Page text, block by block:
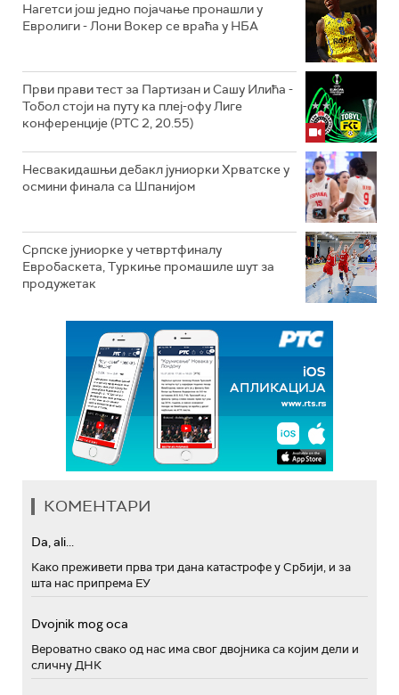
Нагетси још једно појачање пронашли у
Евролиги - Лони Вокер се враћа у НБА
Први прави тест за Партизан и Сашу Илића -
Тобол стоји на путу ка плеј-офу Лиге
конференције (РТС 2, 20.55)
Несвакидашњи дебакл јуниорки Хрватске у
осмини финала са Шпанијом
Српске јуниорке у четвртфиналу
Евробаскета, Туркиње промашиле шут за
продужетак
КОМЕНТАРИ
Da, ali...
Како преживети прва три дана катастрофе у Србији, и за
шта нас припрема ЕУ
Dvojnik mog oca
Вероватно свако од нас има свог двојника са којим дели и
сличну ДНК